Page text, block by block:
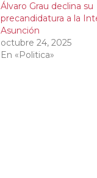
Álvaro Grau declina su
precandidatura a la
Asunción
octubre 24, 2025
En «Politica»